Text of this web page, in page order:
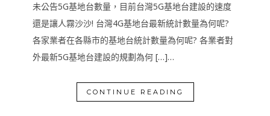
未公告5G基地台數量，目前台灣5G基地台建設的速度
還是讓人霧沙沙! 台灣4G基地台最新統計數量為何呢?
各家業者在各縣市的基地台統計數量為何呢? 各業者對
外最新5G基地台建設的規劃為何 […]…
CONTINUE READING